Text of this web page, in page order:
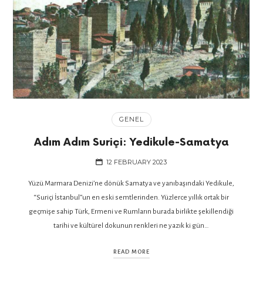
GENEL
Adım Adım Suriçi: Yedikule-Samatya
12 FEBRUARY 2023
Yüzü Marmara Denizi’ne dönük Samatya ve yanıbaşındaki Yedikule,
“Suriçi İstanbul”un en eski semtlerinden. Yüzlerce yıllık ortak bir
geçmişe sahip Türk, Ermeni ve Rumların burada birlikte şekillendiği
tarihi ve kültürel dokunun renkleri ne yazık ki gün…
READ MORE